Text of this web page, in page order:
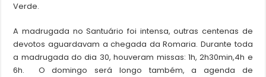
Verde.
A madrugada no Santuário foi intensa, outras centenas de
devotos aguardavam a chegada da Romaria. Durante toda
a madrugada do dia 30, houveram missas: 1h, 2h30min,4h e
6h. O domingo será longo também, a agenda de